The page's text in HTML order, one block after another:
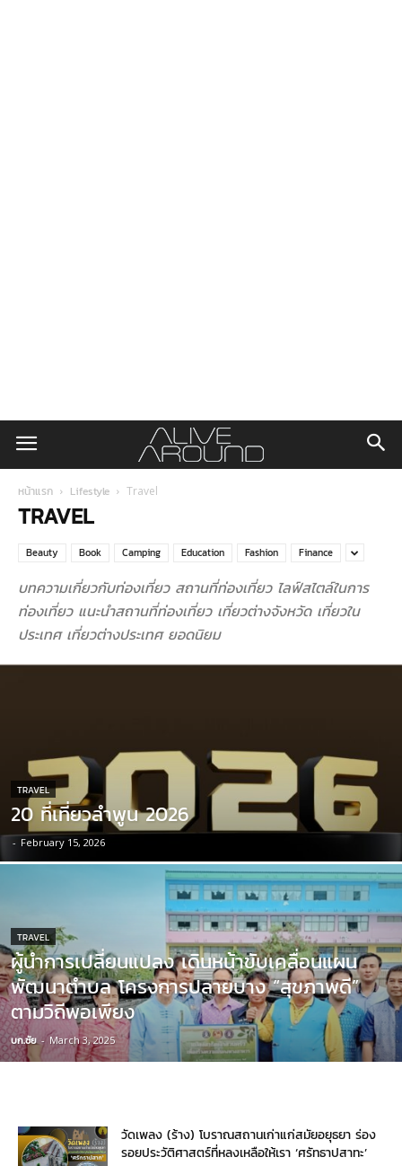
หน้าแรก Lifestyle Travel
TRAVEL
Beauty Book Camping Education Fashion Finance
บทความเกี่ยวกับท่องเที่ยว สถานที่ท่องเที่ยว ไลฟ์สไตล์ในการ
ท่องเที่ยว แนะนำสถานที่ท่องเที่ยว เที่ยวต่างจังหวัด เที่ยวใน
ประเทศ เที่ยวต่างประเทศ ยอดนิยม
TRAVEL
20 ที่เที่ยวลำพูน 2026
- February 15, 2026
TRAVEL
ผู้นำการเปลี่ยนแปลง เดินหน้าขับเคลื่อนแผน
พัฒนาตำบล โครงการปลายบาง “สุขภาพดี”
ตามวิถีพอเพียง
บก.ชัย - March 3, 2025
วัดเพลง (ร้าง) โบราณสถานเก่าแก่สมัยอยุธยา ร่อง
รอยประวัติศาสตร์ที่หลงเหลือให้เรา ‘ศรัทธาปสาทะ’